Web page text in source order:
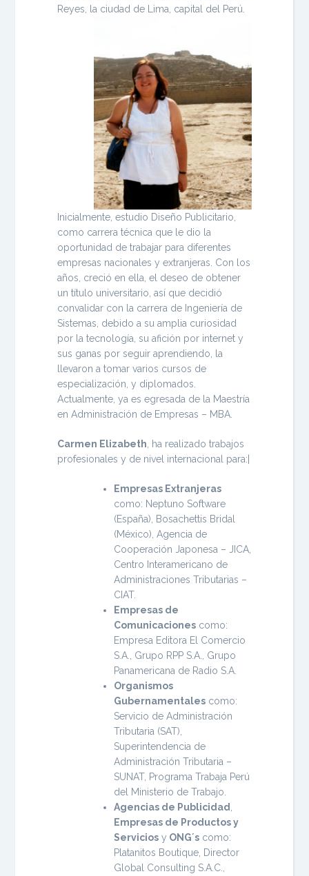
Reyes, la ciudad de Lima, capital del Perú.
Inicialmente, estudio Diseño Publicitario,
como carrera técnica que le dio la
oportunidad de trabajar para diferentes
empresas nacionales y extranjeras. Con los
años, creció en ella, el deseo de obtener
un título universitario, así que decidió
convalidar con la carrera de Ingeniería de
Sistemas, debido a su amplia curiosidad
por la tecnología, su afición por internet y
sus ganas por seguir aprendiendo, la
llevaron a tomar varios cursos de
especialización, y diplomados.
Actualmente, ya es egresada de la Maestría
en Administración de Empresas – MBA.
Carmen Elizabeth , ha realizado trabajos
profesionales y de nivel internacional para:|
Empresas Extranjeras
como: Neptuno Software
(España), Bosachettis Bridal
(México), Agencia de
Cooperación Japonesa – JICA,
Centro Interamericano de
Administraciones Tributarias –
CIAT.
Empresas de
Comunicacionescomo:
Empresa Editora El Comercio
S.A., Grupo RPP S.A., Grupo
Panamericana de Radio S.A.
Organismos
Gubernamentalescomo:
Servicio de Administración
Tributaria (SAT),
Superintendencia de
Administración Tributaria –
SUNAT, Programa Trabaja Perú
del Ministerio de Trabajo.
Agencias de Publicidad
Empresas de Productos y
Serviciosy ONG´scomo:
Platanitos Boutique, Director
Global Consulting S.A.C.,